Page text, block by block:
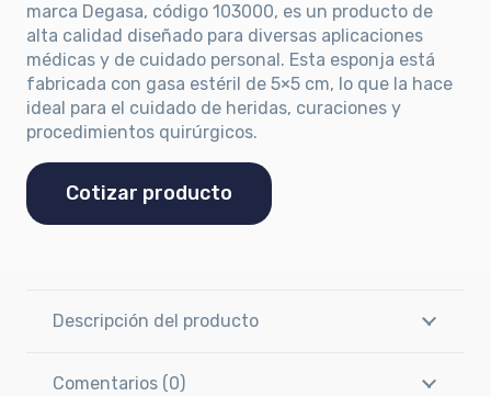
marca Degasa, código 103000, es un producto de
alta calidad diseñado para diversas aplicaciones
médicas y de cuidado personal. Esta esponja está
fabricada con gasa estéril de 5×5 cm, lo que la hace
ideal para el cuidado de heridas, curaciones y
procedimientos quirúrgicos.
Cotizar producto
Descripción del producto
Comentarios (0)